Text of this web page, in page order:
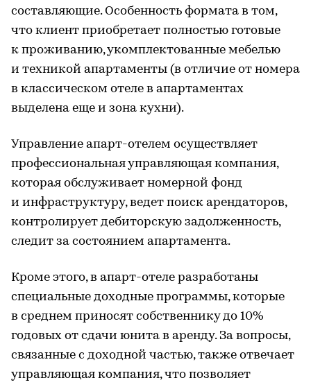
составляющие. Особенность формата в том,
что клиент приобретает полностью готовые
к проживанию, укомплектованные мебелью
и техникой апартаменты (в отличие от номера
в классическом отеле в апартаментах
выделена еще и зона кухни).
Управление апарт-отелем осуществляет
профессиональная управляющая компания,
которая обслуживает номерной фонд
и инфраструктуру, ведет поиск арендаторов,
контролирует дебиторскую задолженность,
следит за состоянием апартамента.
Кроме этого, в апарт-отеле разработаны
специальные доходные программы, которые
в среднем приносят собственнику до 10%
годовых от сдачи юнита в аренду. За вопросы,
связанные с доходной частью, также отвечает
управляющая компания, что позволяет